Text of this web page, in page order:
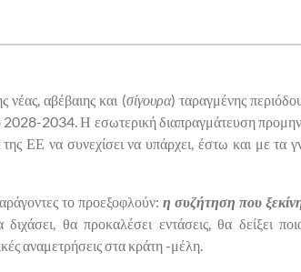
αβέβαιης και (σίγουρα) ταραγμένης
2034. Η εσωτερική διαπραγμάτευση
της ΕΕ να συνεχίσει να υπάρχει, έστω και με
το προεξοφλούν:η συζήτηση που
θα προκαλέσει εντάσεις, θα δείξει
αναμετρήσεις στα κράτη -μέλη.